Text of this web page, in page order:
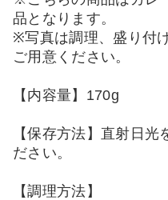
品となります。
※写真は調理、盛り付
ご用意ください。
【内容量】170g
【保存方法】直射日光
ださい。
【調理方法】